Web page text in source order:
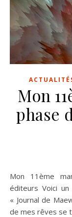
Mon
phase
Mon 11ème manuscrit en phase de soumission aux
éditeurs Voici
« Journal de
de mes rêves se